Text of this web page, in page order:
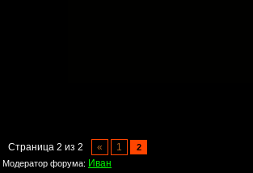
Страница 2 из 2 « 1
2
Модератор форума: Иван